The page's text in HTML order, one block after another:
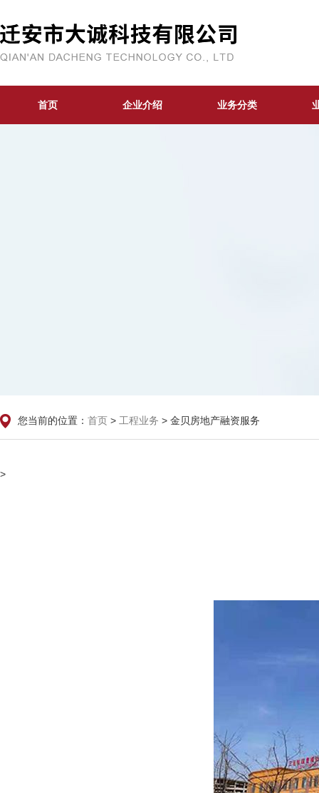
首页 企业介绍 业务分类
您当前的位置： 首页 > 工程业务 > 金贝房地产融资服务
>